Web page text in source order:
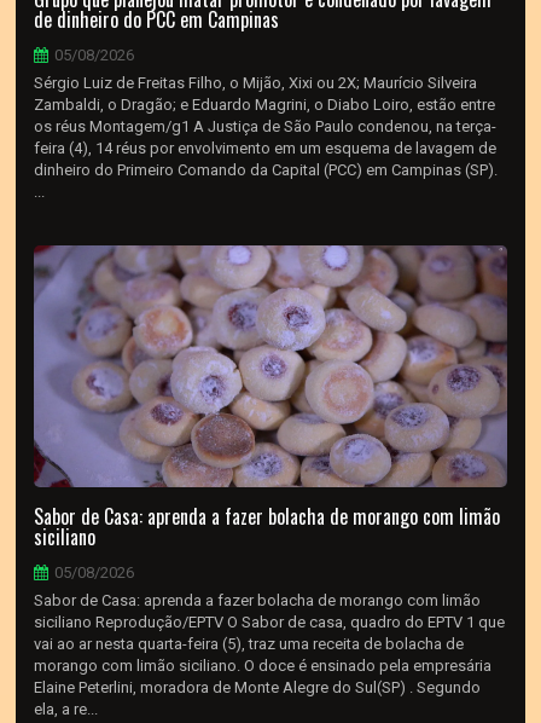
de dinheiro do PCC em Campinas
05/08/2026
Sérgio Luiz de Freitas Filho, o Mijão, Xixi ou 2X; Maurício Silveira
Zambaldi, o Dragão; e Eduardo Magrini, o Diabo Loiro, estão entre
os réus Montagem/g1 A Justiça de São Paulo condenou, na terça-
feira (4), 14 réus por envolvimento em um esquema de lavagem de
dinheiro do Primeiro Comando da Capital (PCC) em Campinas (SP).
...
Sabor de Casa: aprenda a fazer bolacha de morango com limão
siciliano
05/08/2026
Sabor de Casa: aprenda a fazer bolacha de morango com limão
siciliano Reprodução/EPTV O Sabor de casa, quadro do EPTV 1 que
vai ao ar nesta quarta-feira (5), traz uma receita de bolacha de
morango com limão siciliano. O doce é ensinado pela empresária
Elaine Peterlini, moradora de Monte Alegre do Sul(SP) . Segundo
ela, a re...